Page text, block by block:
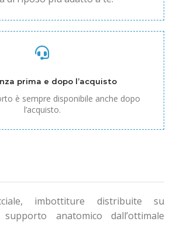
prima e dopo l’acquisto
è sempre disponibile anche dopo
l’acquisto.
imbottiture distribuite su
anatomico dall’ottimale